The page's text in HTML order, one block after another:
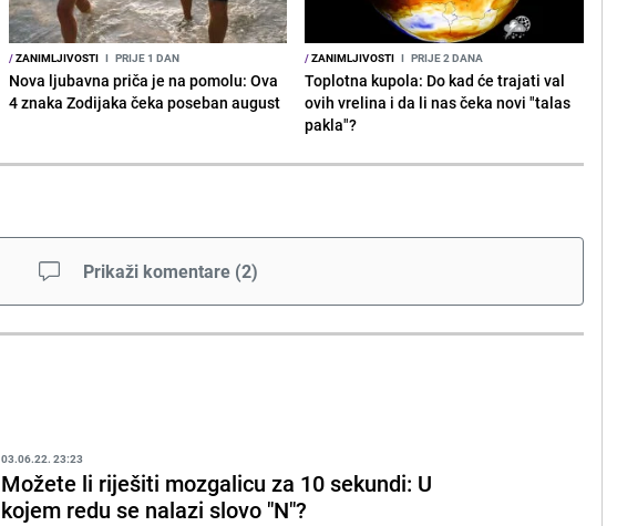
/ZANIMLJIVOSTI I PRIJE 1 DAN
Nova ljubavna priča je na pomolu: Ova
4 znaka Zodijaka čeka poseban august
/ZANIMLJIVOSTI I PRIJE 2 DANA
Toplotna kupola: Do kad će trajati val
ovih vrelina i da li nas čeka novi "talas
pakla"?
Prikaži komentare (2)
03.06.22. 23:23
Možete li riješiti mozgalicu za 10 sekundi: U
kojem redu se nalazi slovo "N"?